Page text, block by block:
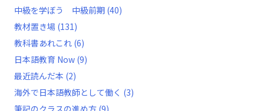
中級を学ぼう 中級前期 (40)
教材置き場 (131)
教科書あれこれ (6)
日本語教育 Now (9)
最近読んだ本 (2)
海外で日本語教師として働く (3)
筆記のクラスの進め方 (9)